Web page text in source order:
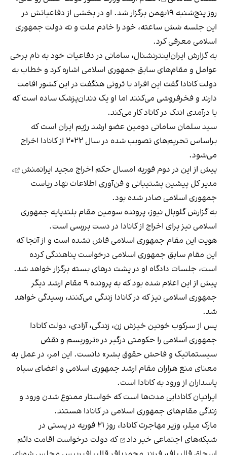
روز پنج‌شنبه ۱۹بهمن برگزار شد. او در بخشی از دفاعیاتش در
این جلسه شش ساعته، خود را خادم ملت و نه دولت جمهوری
اسلامی معرفی کرد.
به گزارش ایران‌اینترنشنال، سامانی در دفاعیات خود به نام برخی
عوامل و مقام‌های سابق جمهوری اسلامی اشاره کرد و خطاب به
دولت کانادا گفت این افراد با ثروتی هنگفت در این کشور اقامت
دارند و فخر‌فروشی می‌کنند اما او یک دندان‌پزشک ساده است که
با درآمدی اندک در کاناد کار می‌کند.
سید سلمان سامانی دومین عضو ارشد رژیم ایران است که
براساس تحریم‌های تصویب شده در سال ۲۰۲۲ از کانادا اخراج
می‌شود.
پیش از این در دوم فوریه امسال حکم اخراج مجید ایرانمنش
،
مدیر کل پیشین پشتیبانی و فن‌آوری اطلاعات نهاد ریاست
جمهوری اسلامی صادر شده بود.
به گزارش گلوبال نیوز، پرونده سومین مقام بلندپایه جمهوری
اسلامی نیز برای اخراج از کانادا در دست بررسی است.
هویت این مقام جمهوری اسلامی فاش نشده است و از آنجا که
این مقام سابق جمهوری اسلامی درخواست پناهندگی کرده
است، جلسات دادگاه او در پشت درهای بسته برگزار خواهد شد.
پیش از این اعلام شده بود که به پرونده ۹ مقام ارشد دیگر
جمهوری اسلامی نیز که در کانادا زندگی می‌کنند، رسیدگی خواهد
شد.
پس از سرکوب خونین خیزش زن، زندگی، آزادی، دولت کانادا
جمهوری اسلامی را حکومتی درگیر در «تروریسم و نقض
سیستماتیک و فاحش حقوق بشر» دانست. این امر، در عمل به
معنای منع هزاران مقام ارشد جمهوری اسلامی و اعضای سپاه
پاسداران از ورود به کانادا است.
ایرانیان کانادایی مدت‌ها است که خواستار ممنوع شدن ورود و
زندگی مقام‌های جمهوری اسلامی در کانادا هستند.
مارک میلر، وزیر مهاجرت کانادا، روز ۲۱ فوریه در پستی
در
شبکه‌های اجتماعی خبر داد
که دولت درخواست اقامت دائم